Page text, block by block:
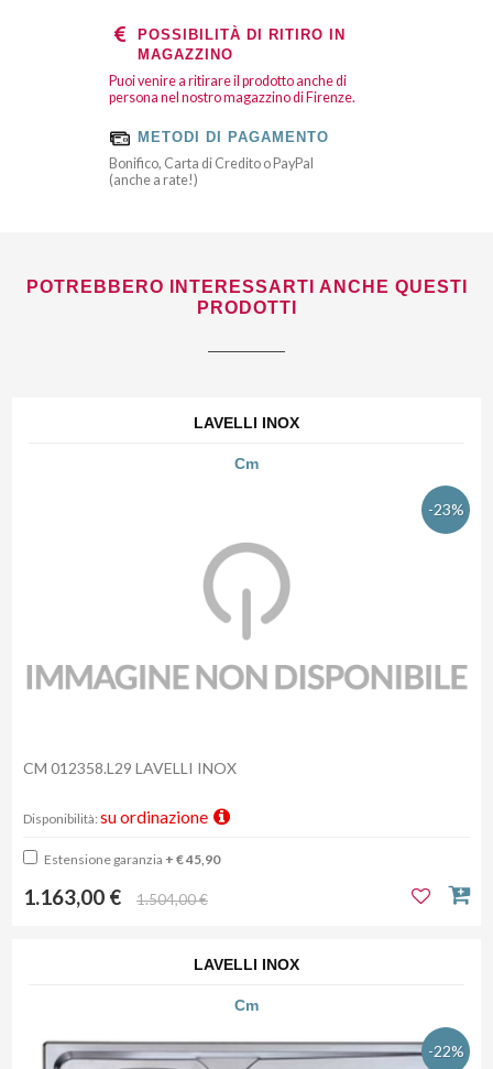
POSSIBILITÀ DI RITIRO IN
MAGAZZINO
Puoi venire a ritirare il prodotto anche di
persona nel nostro magazzino di Firenze.
METODI DI PAGAMENTO
Bonifico, Carta di Credito o PayPal
(anche a rate!)
POTREBBERO INTERESSARTI ANCHE QUESTI
PRODOTTI
LAVELLI INOX
Cm
-23%
CM 012358.L29 LAVELLI INOX
Disponibilità: su ordinazione
Estensione garanzia + € 45,90
1.163,00 € 1.504,00 €
LAVELLI INOX
Cm
-22%